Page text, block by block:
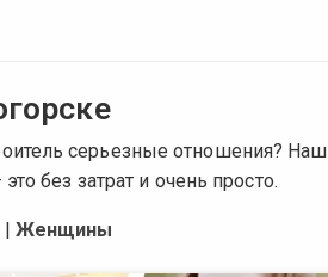
серьезные отношения? Наш
это без затрат и очень просто.
| Женщины